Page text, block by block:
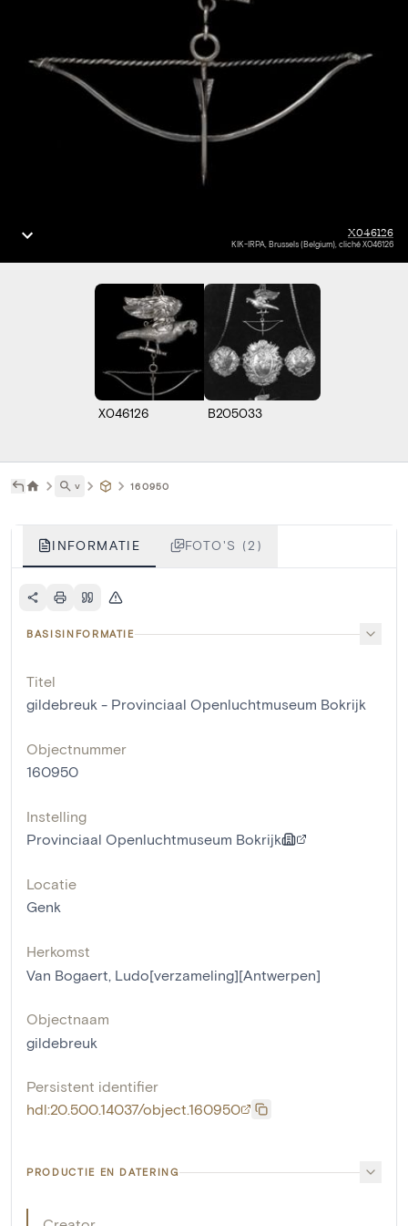
X046126
KIK-IRPA, Brussels (Belgium), cliché X046126
X046126 B205033
˅ 160950
INFORMATIE FOTO'S (2)
BASISINFORMATIE
Titel
gildebreuk - Provinciaal Openluchtmuseum Bokrijk
Objectnummer
160950
Instelling
Provinciaal Openluchtmuseum Bokrijk
Locatie
Genk
Herkomst
Van Bogaert, Ludo[verzameling][Antwerpen]
Objectnaam
gildebreuk
Persistent identifier
hdl:20.500.14037/object.160950
PRODUCTIE EN DATERING